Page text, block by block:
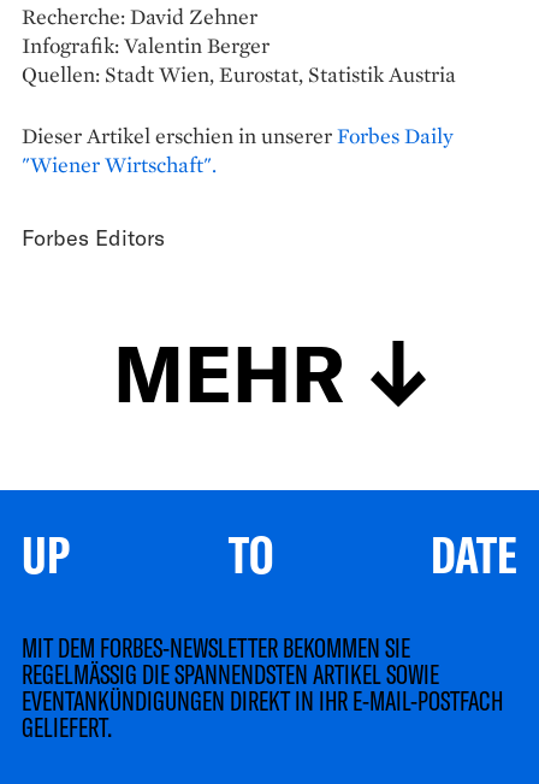
Recherche: David Zehner
Infografik: Valentin Berger
Quellen: Stadt Wien, Eurostat, Statistik Austria
Dieser Artikel erschien in unsererForbes Daily
"Wiener Wirtschaft".
Forbes Editors
MEHR
UP TO DATE
MIT DEM FORBES-NEWSLETTER BEKOMMEN SIE
REGELMÄSSIG DIE SPANNENDSTEN ARTIKEL SOWIE
EVENTANKÜNDIGUNGEN DIREKT IN IHR E-MAIL-POSTFACH
GELIEFERT.